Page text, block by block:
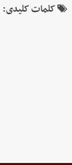
کلمات کلیدی: